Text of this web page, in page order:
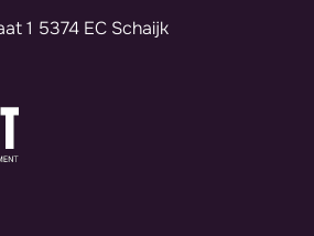
1 5374 EC Schaijk